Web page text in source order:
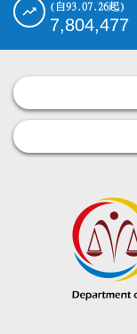
(自93.07.26起)
7,804,477